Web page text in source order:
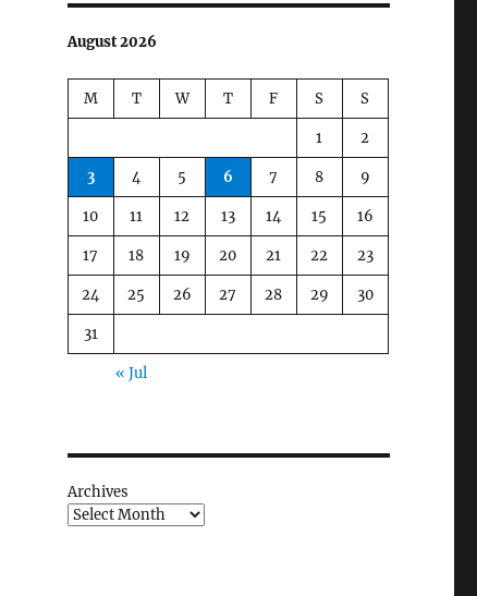
August 2026
M T W T F S S
1 2
3 4 5 6 7 8 9
10 11 12 13 14 15 16
17 18 19 20 21 22 23
24 25 26 27 28 29 30
31
« Jul
Archives